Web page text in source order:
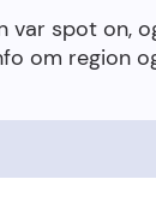
var spot on,
om region